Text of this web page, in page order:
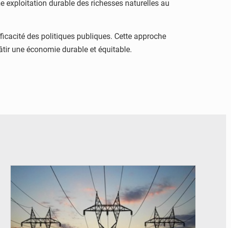
exploitation durable des richesses naturelles au
des politiques publiques. Cette approche
une économie durable et équitable.